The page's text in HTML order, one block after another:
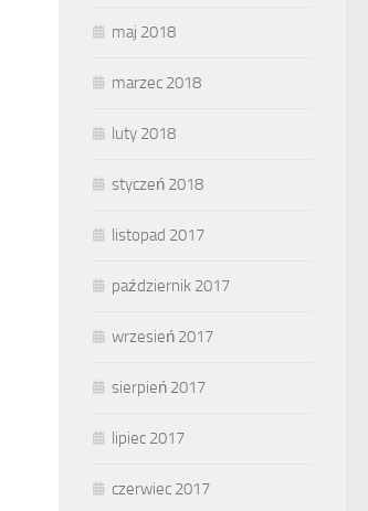
maj 2018
marzec 2018
luty 2018
styczeń 2018
listopad 2017
październik 2017
wrzesień 2017
sierpień 2017
lipiec 2017
czerwiec 2017